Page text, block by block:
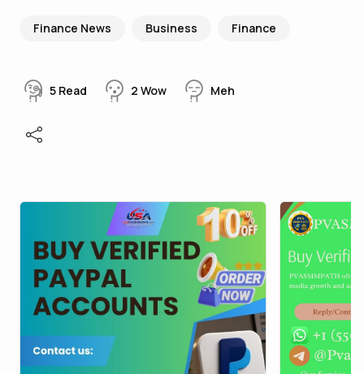
Finance News Business Finance
5 Read 2 Wow Meh